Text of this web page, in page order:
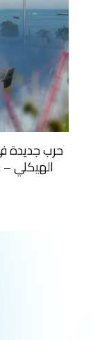
حرب جديدة
الهيكلي